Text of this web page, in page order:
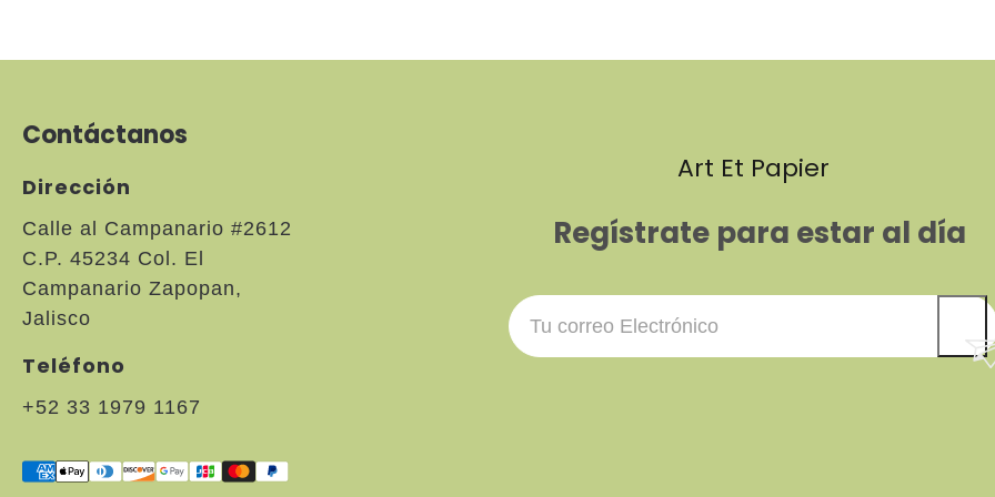
Contáctanos
Dirección
Calle al Campanario #2612
C.P. 45234 Col. El
Campanario Zapopan,
Jalisco
Teléfono
+52 33 1979 1167
Art Et Papier
Regístrate para estar al día